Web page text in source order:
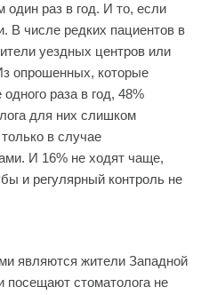
один раз в год. И то, если
В числе редких пациентов в
уездных центров или
опрошенных, которые
раза в год, 48%
для них слишком
в случае
И 16% не ходят чаще,
и регулярный контроль не
являются жители Западной
посещают стоматолога не